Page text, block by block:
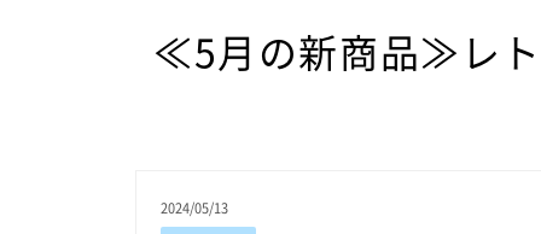
≪5月の新商品≫レト
2024/05/13